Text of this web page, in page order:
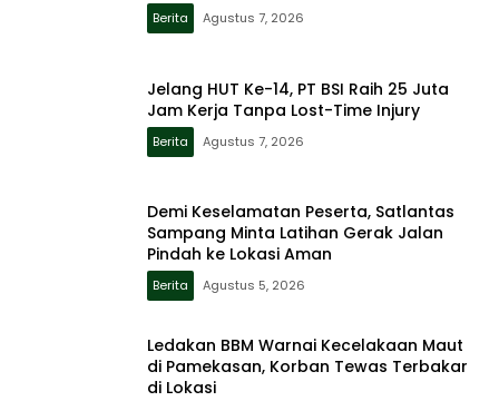
Berita Agustus 7, 2026
Jelang HUT Ke-14, PT BSI Raih 25 Juta
Jam Kerja Tanpa Lost-Time Injury
Berita Agustus 7, 2026
Demi Keselamatan Peserta, Satlantas
Sampang Minta Latihan Gerak Jalan
Pindah ke Lokasi Aman
Berita Agustus 5, 2026
Ledakan BBM Warnai Kecelakaan Maut
di Pamekasan, Korban Tewas Terbakar
di Lokasi